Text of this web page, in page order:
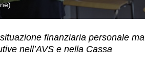
finanziaria personale ma
nell’AVS e nella Cassa